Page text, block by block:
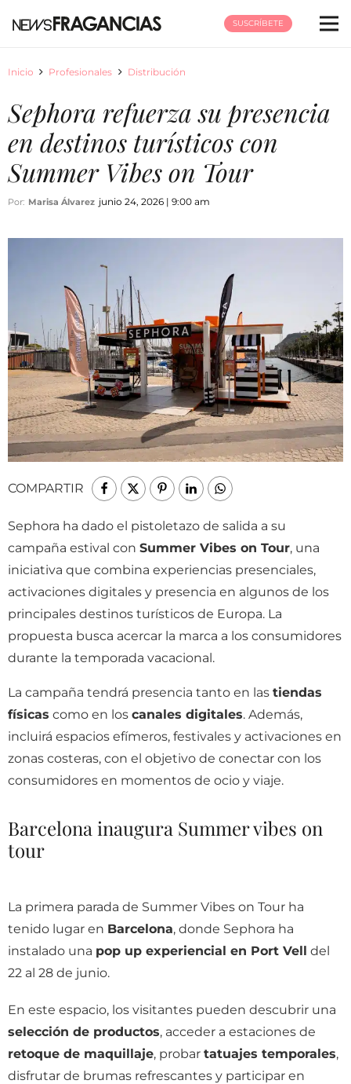
SUSCRÍBETE
Inicio Profesionales Distribución
Sephora refuerza su presencia
en destinos turísticos con
Summer Vibes on Tour
Por: Marisa Álvarez junio 24, 2026 | 9:00 am
COMPARTIR
Sephora ha dado el pistoletazo de salida a su
campaña estival con Summer Vibes on Tour, una
iniciativa que combina experiencias presenciales,
activaciones digitales y presencia en algunos de los
principales destinos turísticos de Europa. La
propuesta busca acercar la marca a los consumidores
durante la temporada vacacional.
La campaña tendrá presencia tanto en las tiendas
físicas como en los canales digitales. Además,
incluirá espacios efímeros, festivales y activaciones en
zonas costeras, con el objetivo de conectar con los
consumidores en momentos de ocio y viaje.
Barcelona inaugura Summer vibes on
tour
La primera parada de Summer Vibes on Tour ha
tenido lugar en Barcelona, donde Sephora ha
instalado una pop up experiencial en Port Vell del
22 al 28 de junio.
En este espacio, los visitantes pueden descubrir una
selección de productos, acceder a estaciones de
retoque de maquillaje, probar tatuajes temporales,
disfrutar de brumas refrescantes y participar en